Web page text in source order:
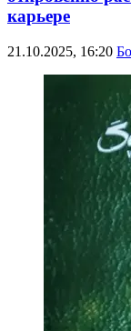
карьере
21.10.2025, 16:20